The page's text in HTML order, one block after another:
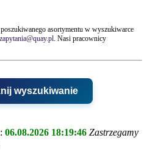
asortymentu w wyszukiwarce
zapytania@quay.pl. Nasi pracownicy
wyszukiwanie
06.08.2026 18:19:46 Zastrzegamy